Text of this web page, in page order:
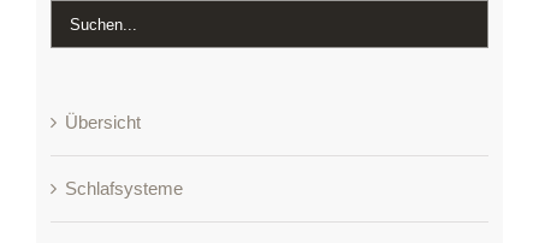
Übersicht
Schlafsysteme